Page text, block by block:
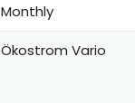
Monthly
Ökostrom Vario